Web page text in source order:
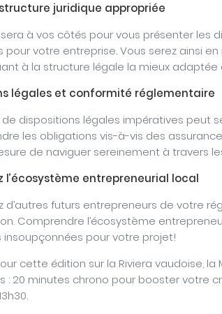
juridique appropriée
à vos côtés pour vous présenter les
pour votre entreprise. Vous serez ainsi
à la structure légale la mieux adaptée
légales et conformité réglementaire
dispositions légales impératives peut
les obligations vis-à-vis des
de naviguer sereinement à travers
l’écosystème entrepreneurial local
d’autres futurs entrepreneurs de votre
Comprendre l’écosystème
insoupçonnées pour votre projet!
cette édition sur la Riviera vaudoise, la
: 20 minutes chrono pour booster votre